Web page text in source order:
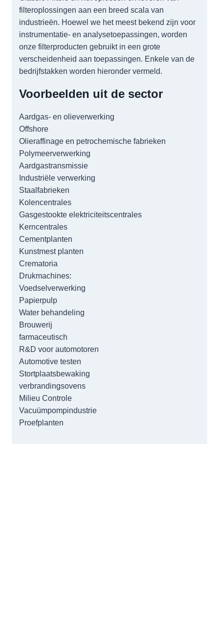
filteroplossingen aan een breed scala van
industrieën. Hoewel we het meest bekend zijn voor
instrumentatie- en analysetoepassingen, worden
onze filterproducten gebruikt in een grote
verscheidenheid aan toepassingen. Enkele van de
bedrijfstakken worden hieronder vermeld.
Voorbeelden uit de sector
Aardgas- en olieverwerking
Offshore
Olieraffinage en petrochemische fabrieken
Polymeerverwerking
Aardgastransmissie
Industriële verwerking
Staalfabrieken
Kolencentrales
Gasgestookte elektriciteitscentrales
Kerncentrales
Cementplanten
Kunstmest planten
Crematoria
Drukmachines:
Voedselverwerking
Papierpulp
Water behandeling
Brouwerij
farmaceutisch
R&D voor automotoren
Automotive testen
Stortplaatsbewaking
verbrandingsovens
Milieu Controle
Vacuümpompindustrie
Proefplanten